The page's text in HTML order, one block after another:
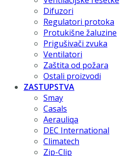
Difuzori
Regulatori protoka
Protukišne žaluzine
Prigušivači zvuka
Ventilatori
Zaštita od požara
Ostali proizvodi
ZASTUPSTVA
Smay
Casals
Aerauliqa
DEC International
Climatech
Zip-Clip